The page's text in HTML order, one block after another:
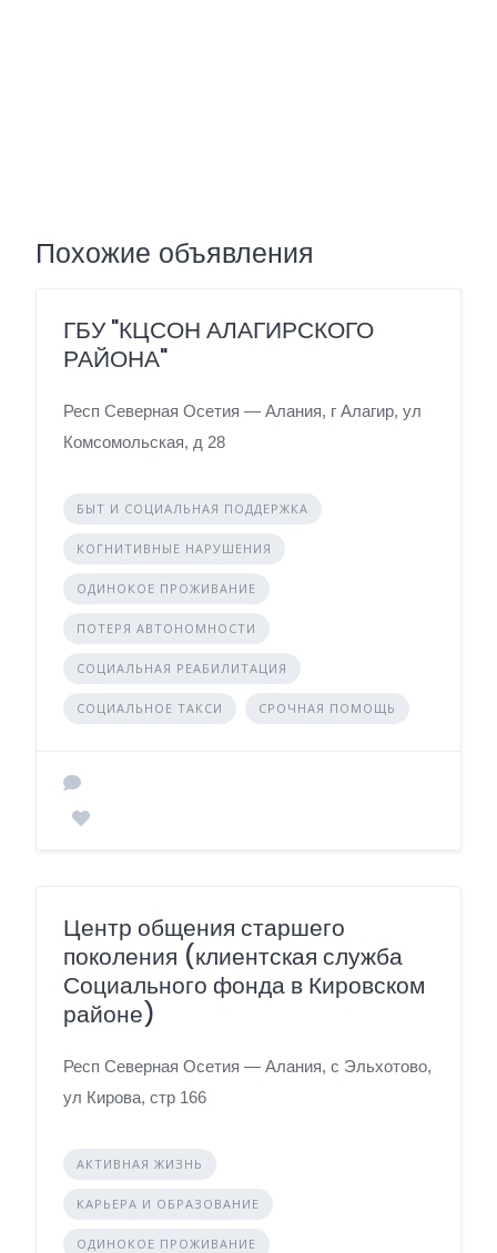
Похожие объявления
ГБУ "КЦСОН АЛАГИРСКОГО
РАЙОНА"
Респ Северная Осетия — Алания, г Алагир, ул
Комсомольская, д 28
БЫТ И СОЦИАЛЬНАЯ ПОДДЕРЖКА
КОГНИТИВНЫЕ НАРУШЕНИЯ
ОДИНОКОЕ ПРОЖИВАНИЕ
ПОТЕРЯ АВТОНОМНОСТИ
СОЦИАЛЬНАЯ РЕАБИЛИТАЦИЯ
СОЦИАЛЬНОЕ ТАКСИ СРОЧНАЯ ПОМОЩЬ
Центр общения старшего
поколения (клиентская служба
Социального фонда в Кировском
районе)
Респ Северная Осетия — Алания, с Эльхотово,
ул Кирова, стр 166
АКТИВНАЯ ЖИЗНЬ
КАРЬЕРА И ОБРАЗОВАНИЕ
ОДИНОКОЕ ПРОЖИВАНИЕ